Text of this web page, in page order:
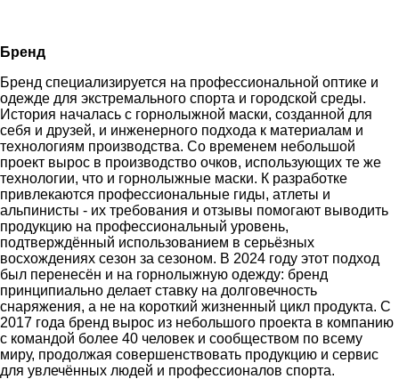
Бренд
Бренд специализируется на профессиональной оптике и
одежде для экстремального спорта и городской среды.
История началась с горнолыжной маски, созданной для
себя и друзей, и инженерного подхода к материалам и
технологиям производства. Со временем небольшой
проект вырос в производство очков, использующих те же
технологии, что и горнолыжные маски. К разработке
привлекаются профессиональные гиды, атлеты и
альпинисты - их требования и отзывы помогают выводить
продукцию на профессиональный уровень,
подтверждённый использованием в серьёзных
восхождениях сезон за сезоном. В 2024 году этот подход
был перенесён и на горнолыжную одежду: бренд
принципиально делает ставку на долговечность
снаряжения, а не на короткий жизненный цикл продукта. С
2017 года бренд вырос из небольшого проекта в компанию
с командой более 40 человек и сообществом по всему
миру, продолжая совершенствовать продукцию и сервис
для увлечённых людей и профессионалов спорта.